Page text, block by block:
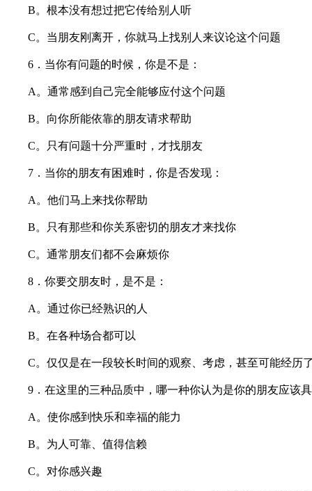
B。根本没有想过把它传给别人听
C。当朋友刚离开，你就马上找别人来议论这个问题
6．当你有问题的时候，你是不是：
A。通常感到自己完全能够应付这个问题
B。向你所能依靠的朋友请求帮助
C。只有问题十分严重时，才找朋友
7．当你的朋友有困难时，你是否发现：
A。他们马上来找你帮助
B。只有那些和你关系密切的朋友才来找你
C。通常朋友们都不会麻烦你
8．你要交朋友时，是不是：
A。通过你已经熟识的人
B。在各种场合都可以
C。仅仅是在一段较长时间的观察、考虑，甚至可能经历
9．在这里的三种品质中，哪一种你认为是你的朋友应该具
A。使你感到快乐和幸福的能力
B。为人可靠、值得信赖
C。对你感兴趣